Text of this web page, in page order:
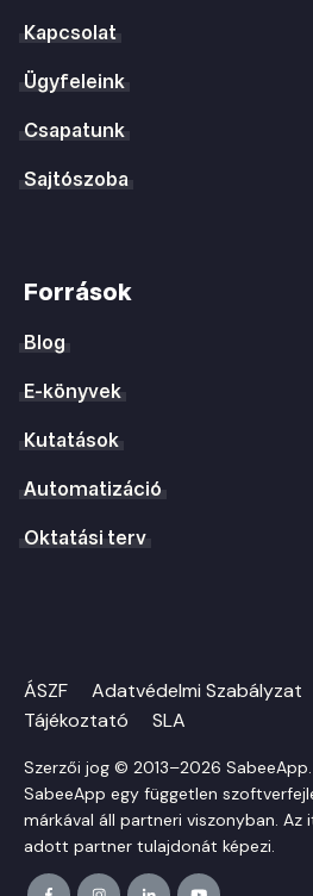
Kapcsolat
Ügyfeleink
Csapatunk
Sajtószoba
Források
Blog
E-könyvek
Kutatások
Automatizáció
Oktatási terv
ÁSZF Adatvédelmi Szabályzat
Tájékoztató
SLA
Szerzői jog © 2013–2026
SabeeApp egy független
márkával áll partneri viszonyban. Az
adott partner tulajdonát képezi.